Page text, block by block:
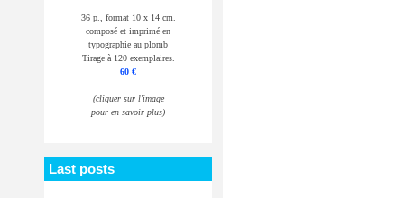
36 p., format 10 x 14 cm.
composé et imprimé en
typographie au plomb
Tirage à 120 exemplaires.
60 €
(cliquer sur l'image
pour en savoir plus)
Last posts